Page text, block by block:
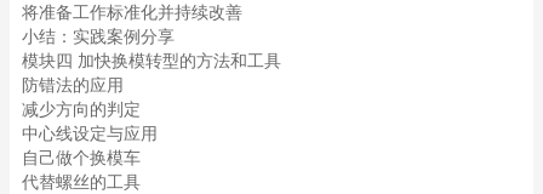
将准备工作标准化并持续改善
小结：实践案例分享
模块四 加快换模转型的方法和工具
防错法的应用
减少方向的判定
中心线设定与应用
自己做个换模车
代替螺丝的工具